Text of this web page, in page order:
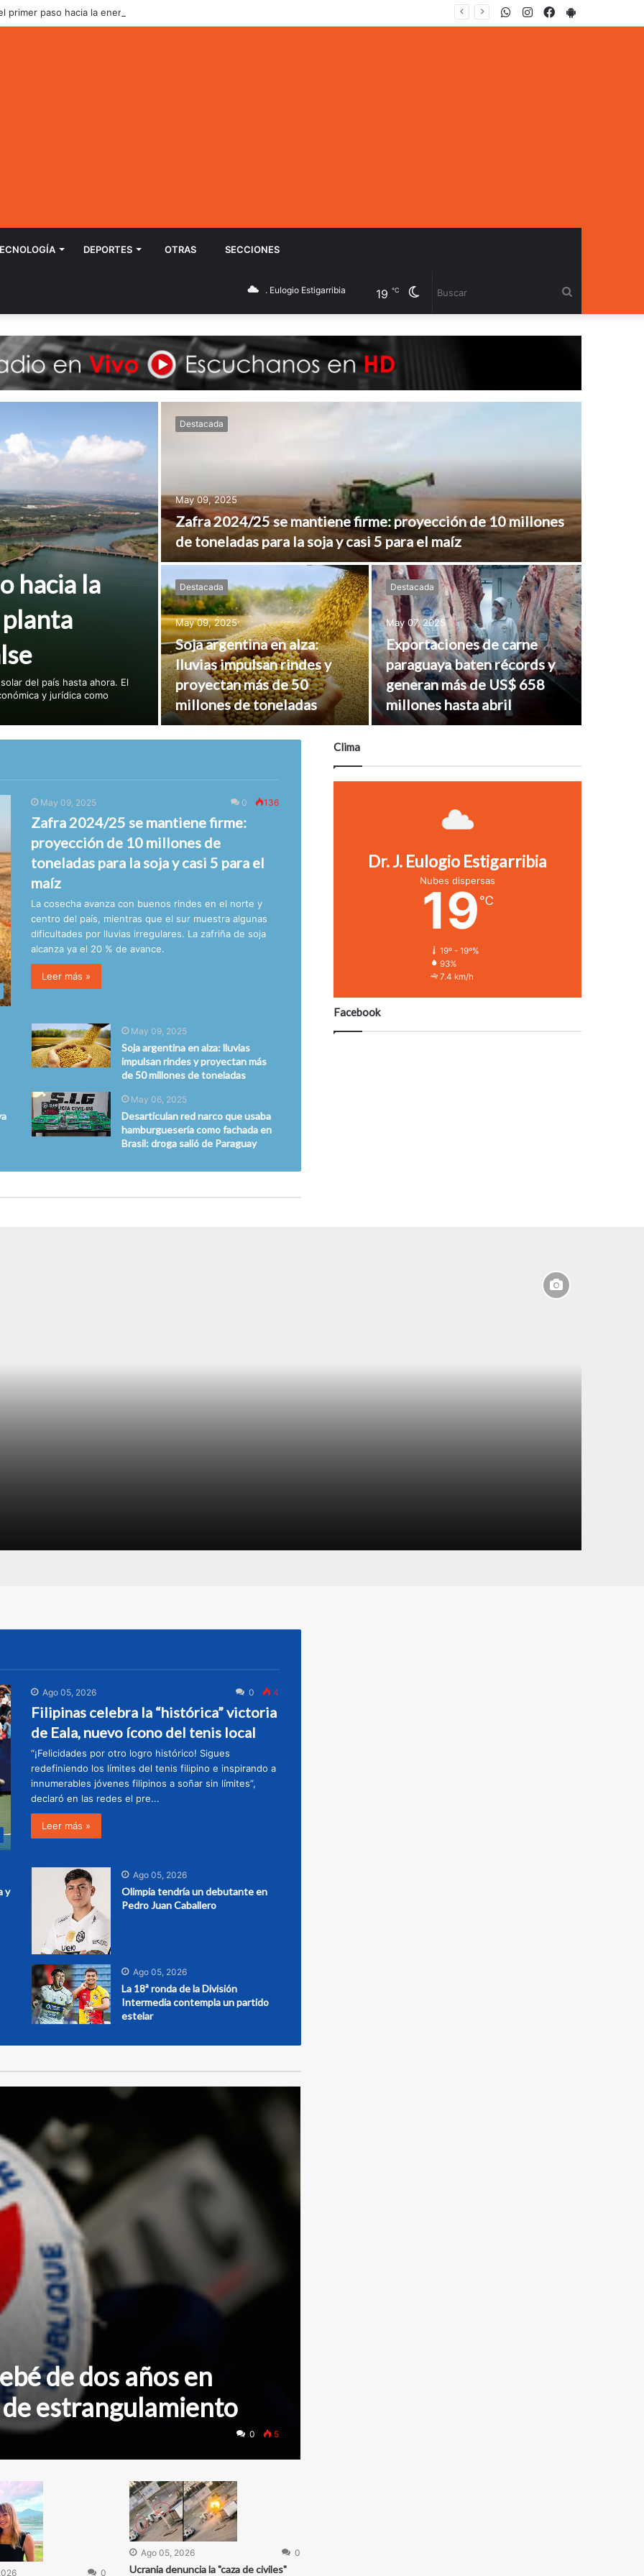
primer paso hacia la energía solar: instalan planta flotante sobre el embalse PlayStore
Facebook
Instagram
WhatsApp
DEPORTES OTRAS SECCIONES
Cambiar
modo
Dr. J. Eulogio Estigarribia 19 ℃
hacia la
del país hasta ahora. El
y jurídica como
Destacada
May 09, 2025
Zafra 2024/25 se mantiene firme: proyección de 10 millones
de toneladas para la soja y casi 5 para el maíz
Destacada
May 09, 2025
Soja argentina en alza:
lluvias impulsan rindes y
proyectan más de 50
millones de toneladas
Destacada
May 07, 2025
Exportaciones de carne
paraguaya baten récords y
generan más de US$ 658
millones hasta abril
May 09, 2025 0 136
Zafra 2024/25 se mantiene firme:
proyección de 10 millones de
toneladas para la soja y casi 5 para el
maíz
La cosecha avanza con buenos rindes en el norte y
centro del país, mientras que el sur muestra algunas
dificultades por lluvias irregulares. La zafriña de soja
alcanza ya el 20 % de avance.
Leer más »
May 09, 2025
Soja argentina en alza: lluvias
impulsan rindes y proyectan más
de 50 millones de toneladas
May 06, 2025
Desarticulan red narco que usaba
hamburguesería como fachada en
Brasil: droga salió de Paraguay
Clima
Dr. J. Eulogio Estigarribia
Nubes dispersas
19 ℃
19º - 19º%
93%
7.4 km/h
Facebook
Ago 05, 2026 0 4
Filipinas celebra la “histórica” victoria
de Eala, nuevo ícono del tenis local
“¡Felicidades por otro logro histórico! Sigues
redefiniendo los límites del tenis filipino e inspirando a
innumerables jóvenes filipinos a soñar sin límites”,
declaró en las redes el pre...
Leer más »
y
Ago 05, 2026
Olimpia tendría un debutante en
Pedro Juan Caballero
Ago 05, 2026
La 18ª ronda de la División
Intermedia contempla un partido
estelar
de dos años en
estrangulamiento
0 5
0
Ago 05, 2026 0
Ucrania denuncia la "caza de civiles"